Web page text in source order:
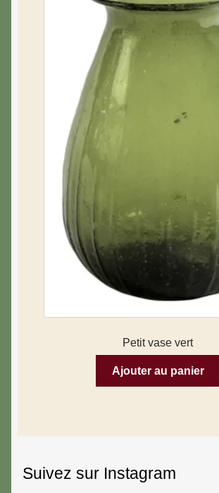
Petit vase vert
Ajouter au panier
Suivez sur Instagram